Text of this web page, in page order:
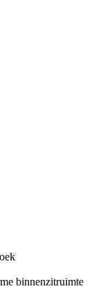
binnenzitruimte